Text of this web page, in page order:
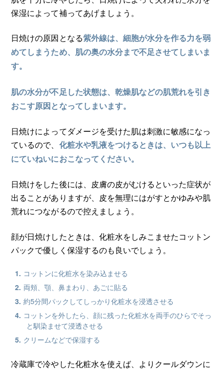
保湿によって補ってあげましょう。
日焼けの原因となる紫外線は、細胞が水分を作る力を弱
めてしまうため、肌の奥の水分まで不足させてしまいま
す。
肌の水分が不足した状態は、乾燥肌などの肌荒れを引き
おこす原因となってしまいます。
日焼けによってダメージを受けた肌は刺激に敏感になっ
ているので、 化粧水や乳液をつけるときは、いつも以上
にていねいにおこなってください。
日焼けをした後には、皮膚の皮がむけるといった症状が
出ることがありますが、皮を無理にはがすとかゆみや肌
荒れにつながるので控えましょう。
顔が日焼けしたときは、化粧水をしみこませたコットン
パックで優しく保湿するのも良いでしょう。
コットンに化粧水を染み込ませる
両頬、顎、鼻まわり、あごに貼る
約5分間パックしてしっかり化粧水を浸透させる
コットンを外したら、顔に残った化粧水を両手のひらでそっ
と馴染ませて浸透させる
クリームなどで保湿する
冷蔵庫で冷やした化粧水を使えば、よりクールダウンに